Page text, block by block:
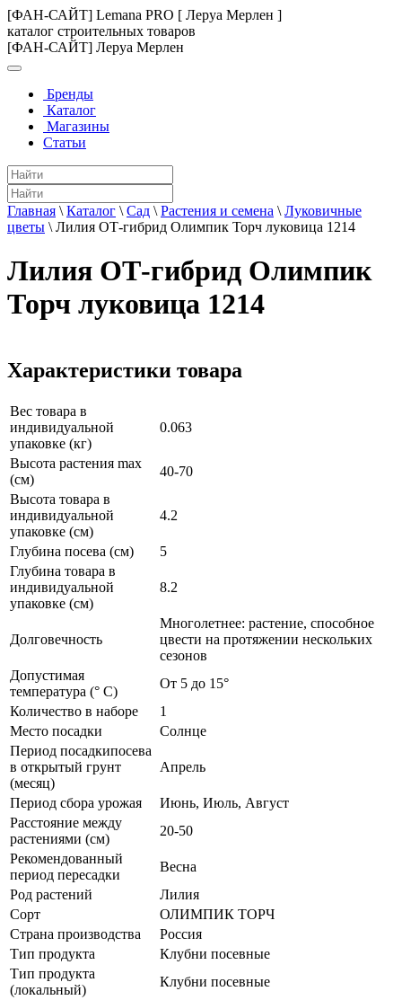
[ФАН-САЙТ] Lemana PRO [ Леруа Мерлен ]
каталог строительных товаров
[ФАН-САЙТ] Леруа Мерлен
Бренды
Каталог
Магазины
Статьи
Главная \ Каталог \ Сад \ Растения и семена \ Луковичные
цветы \ Лилия ОТ-гибрид Олимпик Торч луковица 1214
Лилия ОТ-гибрид Олимпик
Торч луковица 1214
Характеристики товара
Вес товара в
индивидуальной
упаковке (кг)
0.063
Высота растения max
(см)
40-70
Высота товара в
индивидуальной
упаковке (см)
4.2
Глубина посева (см)
5
Глубина товара в
индивидуальной
упаковке (см)
8.2
Долговечность
Многолетнее: растение, способное
цвести на протяжении нескольких
сезонов
Допустимая
температура (° C)
От 5 до 15°
Количество в наборе
1
Место посадки
Солнце
Период посадкипосева
в открытый грунт
(месяц)
Апрель
Период сбора урожая
Июнь, Июль, Август
Расстояние между
растениями (см)
20-50
Рекомендованный
период пересадки
Весна
Род растений
Лилия
Сорт
ОЛИМПИК ТОРЧ
Страна производства
Россия
Тип продукта
Клубни посевные
Тип продукта
(локальный)
Клубни посевные